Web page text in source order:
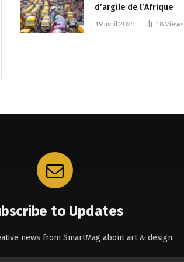
d’argile de l’Afrique
19 avril 2025 18Views
to Updates
news from SmartMag about art & design.